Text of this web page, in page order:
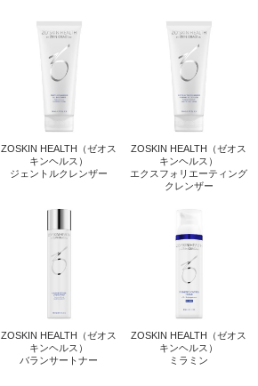
ZOSKIN HEALTH（ゼオス
キンヘルス）
ジェントルクレンザー
ZOSKIN HEALTH（ゼオス
キンヘルス）
エクスフォリエーティング
クレンザー
ZOSKIN HEALTH（ゼオス
キンヘルス）
バランサートナー
ZOSKIN HEALTH（ゼオス
キンヘルス）
ミラミン